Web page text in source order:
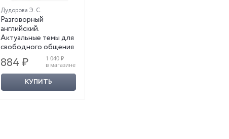
Дудорова Э. С.
Разговорный
английский.
Актуальные темы для
свободного общения
884 ₽
1 040 ₽
в магазине
КУПИТЬ